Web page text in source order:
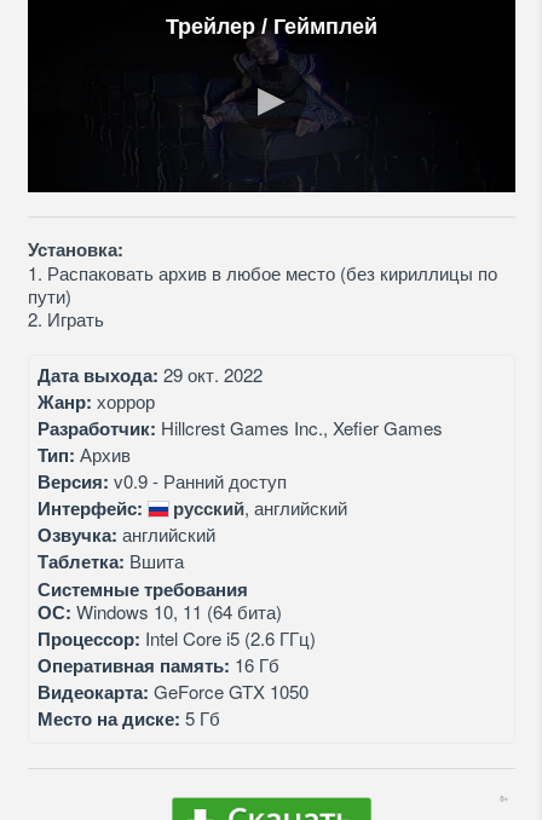
Трейлер / Геймплей
Установка:
1. Распаковать архив в любое место (без кириллицы по
пути)
2. Играть
Дата выхода: 29 окт. 2022
Жанр: хоррор
Разработчик: Hillcrest Games Inc., Xefier Games
Тип: Архив
Версия: v0.9 - Ранний доступ
Интерфейс: русский, английский
Озвучка: английский
Таблетка: Вшита
Системные требования
ОС: Windows 10, 11 (64 бита)
Процессор: Intel Core i5 (2.6 ГГц)
Оперативная память: 16 Гб
Видеокарта: GeForce GTX 1050
Место на диске: 5 Гб